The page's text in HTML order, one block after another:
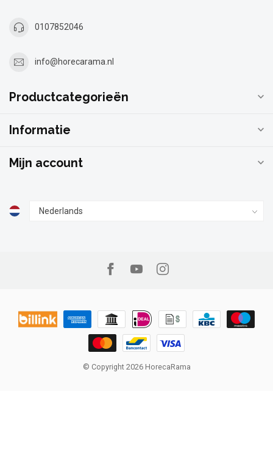
0107852046
info@horecarama.nl
Productcategorieën
Informatie
Mijn account
© Copyright 2026 HorecaRama